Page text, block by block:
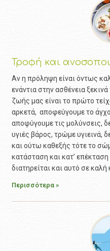
Τροφή και
Αν η πρόληψη είναι όντως
ενάντια στην ασθένεια
ζωής μας είναι το πρώτο
αρκετά, αποφεύγουμε το
αποφύγουμε τις μολύνσεις,
υγιές βάρος, τρώμε υγιεινά,
και ούτω καθεξής τότε το
κατάσταση και κατ’
διατηρείται και αυτό σε καλή
Περισσότερα »